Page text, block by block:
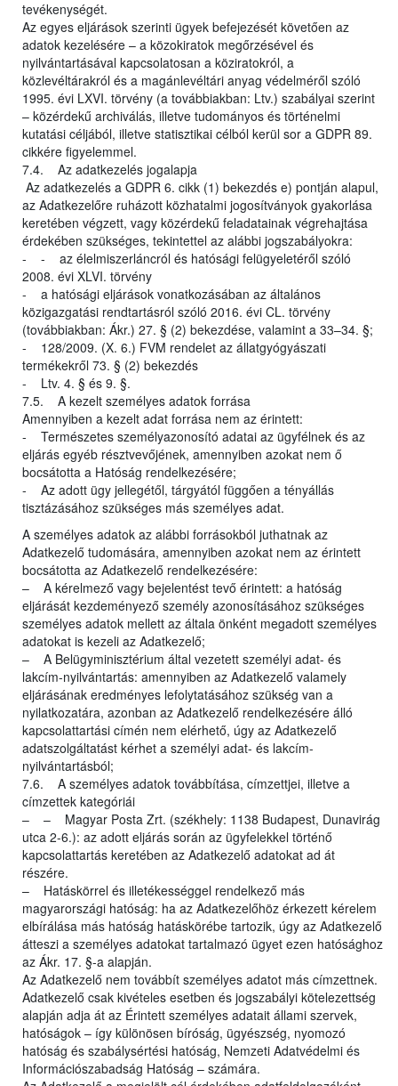
tevékenységét.
Az egyes eljárások szerinti ügyek befejezését követően az
adatok kezelésére – a közokiratok megőrzésével és
nyilvántartásával kapcsolatosan a köziratokról, a
közlevéltárakról és a magánlevéltári anyag védelméről szóló
1995. évi LXVI. törvény (a továbbiakban: Ltv.) szabályai szerint
– közérdekű archiválás, illetve tudományos és történelmi
kutatási céljából, illetve statisztikai célból kerül sor a GDPR 89.
cikkére figyelemmel.
7.4. Az adatkezelés jogalapja
Az adatkezelés a GDPR 6. cikk (1) bekezdés e) pontján alapul,
az Adatkezelőre ruházott közhatalmi jogosítványok gyakorlása
keretében végzett, vagy közérdekű feladatainak végrehajtása
érdekében szükséges, tekintettel az alábbi jogszabályokra:
- - az élelmiszerláncról és hatósági felügyeletéről szóló
2008. évi XLVI. törvény
- a hatósági eljárások vonatkozásában az általános
közigazgatási rendtartásról szóló 2016. évi CL. törvény
(továbbiakban: Ákr.) 27. § (2) bekezdése, valamint a 33–34. §;
- 128/2009. (X. 6.) FVM rendelet az állatgyógyászati
termékekről 73. § (2) bekezdés
- Ltv. 4. § és 9. §.
7.5. A kezelt személyes adatok forrása
Amennyiben a kezelt adat forrása nem az érintett:
- Természetes személyazonosító adatai az ügyfélnek és az
eljárás egyéb résztvevőjének, amennyiben azokat nem ő
bocsátotta a Hatóság rendelkezésére;
- Az adott ügy jellegétől, tárgyától függően a tényállás
tisztázásához szükséges más személyes adat.
A személyes adatok az alábbi forrásokból juthatnak az
Adatkezelő tudomására, amennyiben azokat nem az érintett
bocsátotta az Adatkezelő rendelkezésére:
– A kérelmező vagy bejelentést tevő érintett: a hatóság
eljárását kezdeményező személy azonosításához szükséges
személyes adatok mellett az általa önként megadott személyes
adatokat is kezeli az Adatkezelő;
– A Belügyminisztérium által vezetett személyi adat- és
lakcím-nyilvántartás: amennyiben az Adatkezelő valamely
eljárásának eredményes lefolytatásához szükség van a
nyilatkozatára, azonban az Adatkezelő rendelkezésére álló
kapcsolattartási címén nem elérhető, úgy az Adatkezelő
adatszolgáltatást kérhet a személyi adat- és lakcím-
nyilvántartásból;
7.6. A személyes adatok továbbítása, címzettjei, illetve a
címzettek kategóriái
– – Magyar Posta Zrt. (székhely: 1138 Budapest, Dunavirág
utca 2-6.): az adott eljárás során az ügyfelekkel történő
kapcsolattartás keretében az Adatkezelő adatokat ad át
részére.
– Hatáskörrel és illetékességgel rendelkező más
magyarországi hatóság: ha az Adatkezelőhöz érkezett kérelem
elbírálása más hatóság hatáskörébe tartozik, úgy az Adatkezelő
átteszi a személyes adatokat tartalmazó ügyet ezen hatósághoz
az Ákr. 17. §-a alapján.
Az Adatkezelő nem továbbít személyes adatot más címzettnek.
Adatkezelő csak kivételes esetben és jogszabályi kötelezettség
alapján adja át az Érintett személyes adatait állami szervek,
hatóságok – így különösen bíróság, ügyészség, nyomozó
hatóság és szabálysértési hatóság, Nemzeti Adatvédelmi és
Információszabadság Hatóság – számára.